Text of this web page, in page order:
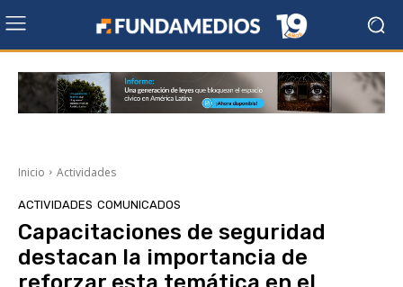
Inicio Actividades
ACTIVIDADES COMUNICADOS
Capacitaciones de seguridad
destacan la importancia de